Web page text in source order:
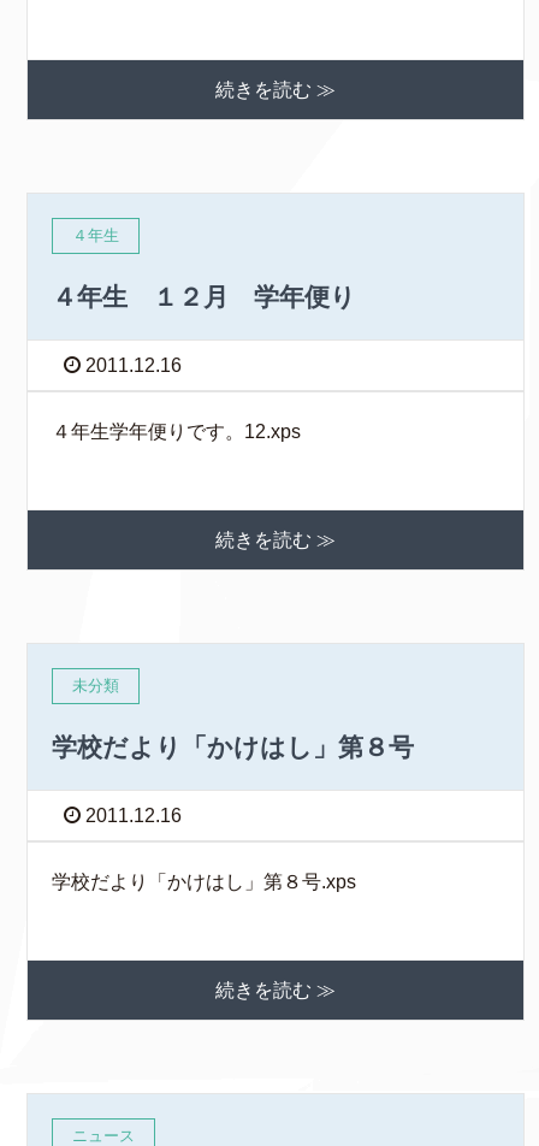
続きを読む ≫
４年生
４年生 １２月 学年便り
2011.12.16
４年生学年便りです。12.xps
続きを読む ≫
未分類
学校だより「かけはし」第８号
2011.12.16
学校だより「かけはし」第８号.xps
続きを読む ≫
ニュース